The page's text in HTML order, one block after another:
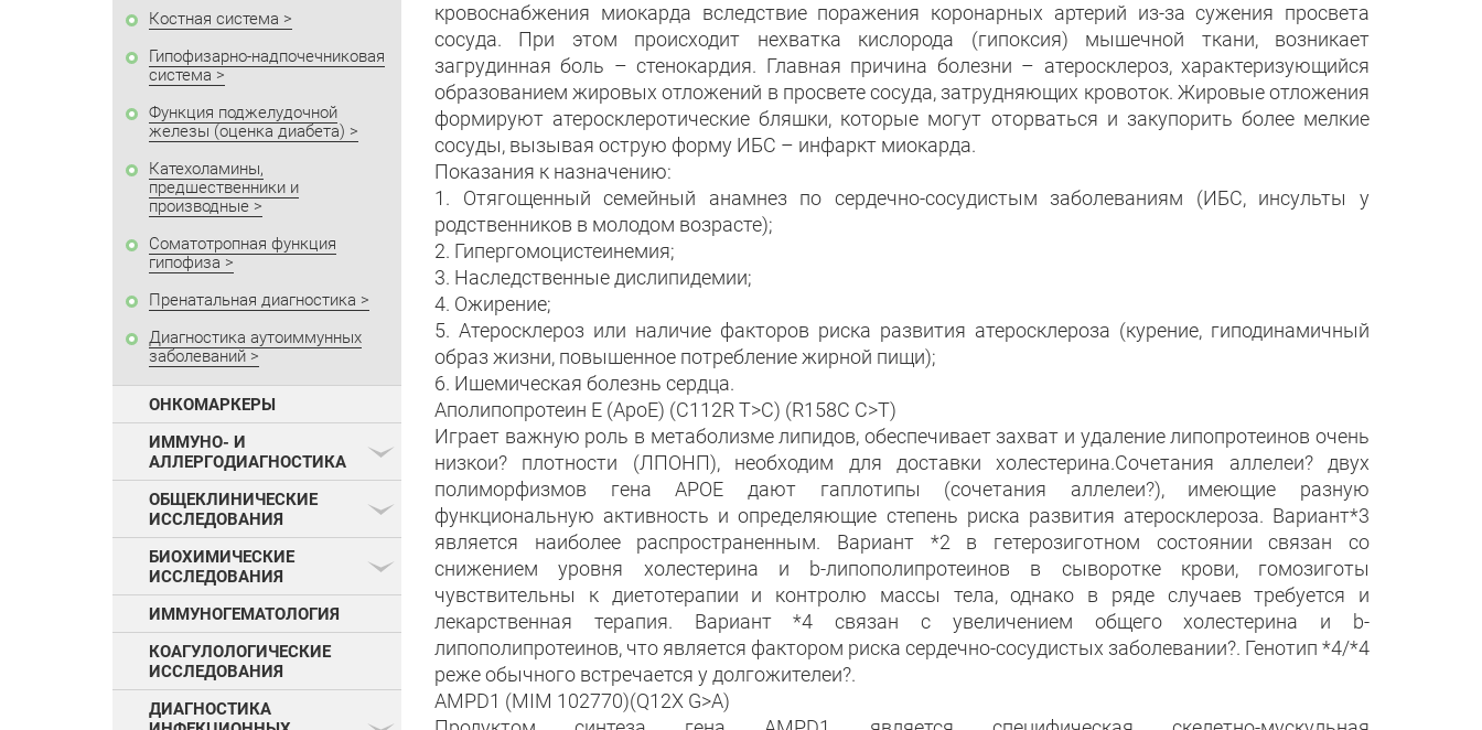
Костная система
Гипофизарно-надпочечниковая
система
Функция поджелудочной
железы (оценка диабета)
Катехоламины,
предшественники и
производные
Соматотропная функция
гипофиза
Пренатальная диагностика
Диагностика аутоиммунных
заболеваний
ОНКОМАРКЕРЫ
ИММУНО- И
АЛЛЕРГОДИАГНОСТИКА
ОБЩЕКЛИНИЧЕСКИЕ
ИССЛЕДОВАНИЯ
БИОХИМИЧЕСКИЕ
ИССЛЕДОВАНИЯ
ИММУНОГЕМАТОЛОГИЯ
КОАГУЛОЛОГИЧЕСКИЕ
ИССЛЕДОВАНИЯ
ДИАГНОСТИКА
кровоснабжения миокарда вследствие поражения коронарных артерий из-за сужения просвета
сосуда. При этом происходит нехватка кислорода (гипоксия) мышечной ткани, возникает
загрудинная боль – стенокардия. Главная причина болезни – атеросклероз, характеризующийся
образованием жировых отложений в просвете сосуда, затрудняющих кровоток. Жировые отложения
формируют атеросклеротические бляшки, которые могут оторваться и закупорить более мелкие
сосуды, вызывая острую форму ИБС – инфаркт миокарда.
Показания к назначению:
1. Отягощенный семейный анамнез по сердечно-сосудистым заболеваниям (ИБС, инсульты у
родственников в молодом возрасте);
2. Гипергомоцистеинемия;
3. Наследственные дислипидемии;
4. Ожирение;
5. Атеросклероз или наличие факторов риска развития атеросклероза (курение, гиподинамичный
образ жизни, повышенное потребление жирной пищи);
6. Ишемическая болезнь сердца.
Аполипопротеин Е (ApoE) (C112R T>C) (R158C C>T)
Играет важную роль в метаболизме липидов, обеспечивает захват и удаление липопротеинов очень
низкои? плотности (ЛПОНП), необходим для доставки холестерина.Сочетания аллелеи? двух
полиморфизмов гена АРОЕ дают гаплотипы (сочетания аллелеи?), имеющие разную
функциональную активность и определяющие степень риска развития атеросклероза. Вариант*3
является наиболее распространенным. Вариант *2 в гетерозиготном состоянии связан со
снижением уровня холестерина и b-липополипротеинов в сыворотке крови, гомозиготы
чувствительны к диетотерапии и контролю массы тела, однако в ряде случаев требуется и
лекарственная терапия. Вариант *4 связан с увеличением общего холестерина и b-
липополипротеинов, что является фактором риска сердечно-сосудистых заболевании?. Генотип *4/*4
реже обычного встречается у долгожителеи?.
AMPD1 (MIM 102770)(Q12X G>A)